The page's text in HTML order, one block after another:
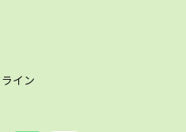
イン